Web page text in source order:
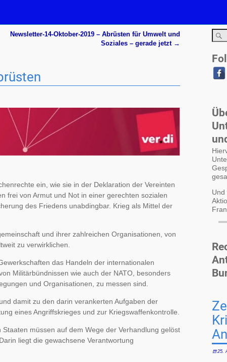
Newsletter-14-Oktober-2019 – Abrüsten für Umwelt und
Soziales – gerade jetzt →
ein, wie sie in der Deklaration der Vereinten
frei von Armut und Not in einer gerechten sozialen
des Friedens unabdingbar. Krieg als Mittel der
und ihrer zahlreichen Organisationen, von
zu verwirklichen.
das Handeln der internationalen
Militärbündnissen wie auch der NATO, besonders
und Organisationen, zu messen sind.
damit zu den darin verankerten Aufgaben der
eines Angriffskrieges und zur Kriegswaffenkontrolle.
müssen auf dem Wege der Verhandlung gelöst
liegt die gewachsene Verantwortung
Und
25.